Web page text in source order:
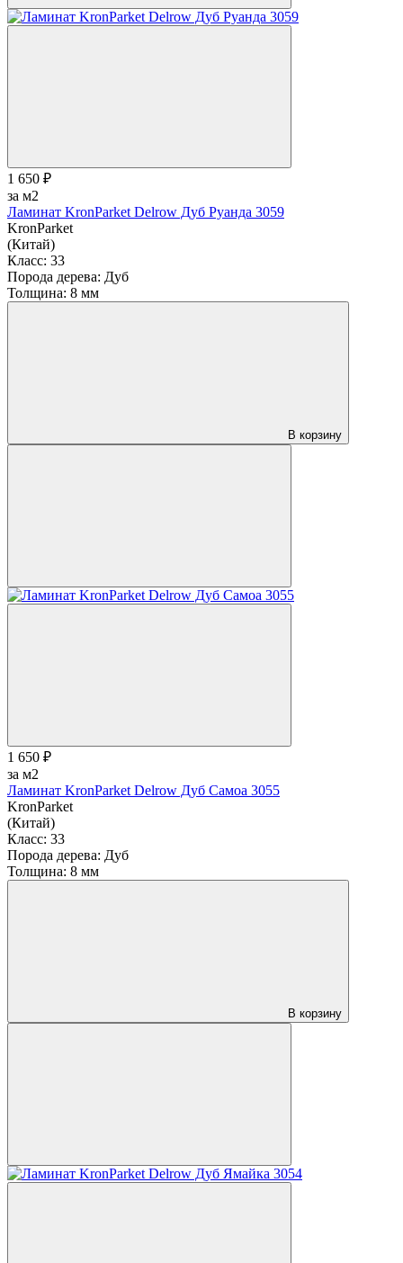
1 650 ₽
за м2
Ламинат KronParket Delrow Дуб Руанда 3059
KronParket
(Китай)
Класс: 33
Порода дерева: Дуб
Толщина: 8 мм
В корзину
1 650 ₽
за м2
Ламинат KronParket Delrow Дуб Самоа 3055
KronParket
(Китай)
Класс: 33
Порода дерева: Дуб
Толщина: 8 мм
В корзину